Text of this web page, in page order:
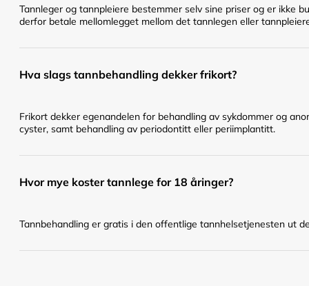
Tannleger og tannpleiere bestemmer selv sine priser og er ikke
derfor betale mellomlegget mellom det tannlegen eller
Hva slags tannbehandling dekker frikort?
Frikort dekker egenandelen for behandling av sykdommer og
cyster, samt behandling av periodontitt eller periimplantitt.
Hvor mye koster tannlege for 18 åringer?
Tannbehandling er gratis i den offentlige tannhelsetjenesten ut